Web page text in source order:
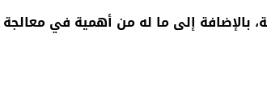
بالإضافة إلى ما له من أهمية في معالجة